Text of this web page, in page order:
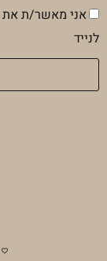
הסכמה
פרטיות
אני מאשר/ת את
לנייד